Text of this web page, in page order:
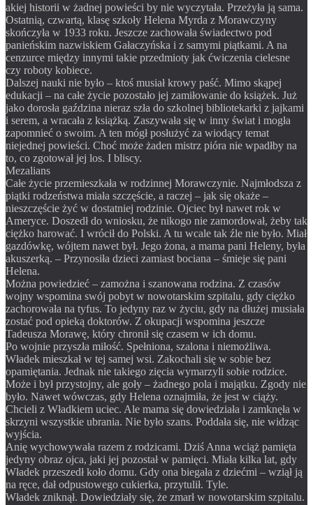
akiej historii w żadnej powieści by nie wyczytała. Przeżyła ją sama.
Ostatnią, czwartą, klasę szkoły Helena Myrda z Morawczyny
skończyła w 1933 roku. Jeszcze zachowała świadectwo pod
panieńskim nazwiskiem Gałaczyńska i z samymi piątkami. A na
cenzurce między innymi takie przedmioty jak ćwiczenia cielesne
czy roboty kobiece.
Dalszej nauki nie było – ktoś musiał krowy paść. Mimo skąpej
edukacji – na całe życie pozostało jej zamiłowanie do książek. Już
jako dorosła gaździna nieraz szła do szkolnej bibliotekarki z jajkami
i serem, a wracała z książką. Zaszywała się w inny świat i mogła
zapomnieć o swoim. A ten mógł posłużyć za wiodący temat
niejednej powieści. Choć może żaden mistrz pióra nie wpadłby na
to, co zgotował jej los. I bliscy.
Mezalians
Całe życie przemieszkała w rodzinnej Morawczynie. Najmłodsza z
piątki rodzeństwa miała szczęście, a raczej – jak się okaże –
nieszczęście żyć w dostatniej rodzinie. Ojciec był nawet rok w
Ameryce. Doszedł do wniosku, że nikogo nie zamordował, żeby tak
ciężko harować. I wrócił do Polski. A tu wcale tak źle nie było. Miał
gazdówkę, wójtem nawet był. Jego żona, a mama pani Heleny, była
akuszerką. – Przynosiła dzieci zamiast bociana – śmieje się pani
Helena.
Można powiedzieć – zamożna i szanowana rodzina. Z czasów
wojny wspomina swój pobyt w nowotarskim szpitalu, gdy ciężko
zachorowała na tyfus. To jedyny raz w życiu, gdy na dłużej musiała
zostać pod opieką doktorów. Z okupacji wspomina jeszcze
Tadeusza Morawę, który chronił się czasem w ich domu.
Po wojnie przyszła miłość. Spełniona, szalona i niemożliwa.
Władek mieszkał w tej samej wsi. Zakochali się w sobie bez
opamiętania. Jednak nie takiego zięcia wymarzyli sobie rodzice.
Może i był przystojny, ale goły – żadnego pola i majątku. Zgody nie
było. Nawet wówczas, gdy Helena oznajmiła, że jest w ciąży.
Chcieli z Władkiem uciec. Ale mama się dowiedziała i zamknęła w
skrzyni wszystkie ubrania. Nie było szans. Poddała się, nie widząc
wyjścia.
Anię wychowywała razem z rodzicami. Dziś Anna wciąż pamięta
jedyny obraz ojca, jaki jej pozostał w pamięci. Miała kilka lat, gdy
Władek przeszedł koło domu. Gdy ona biegała z dziećmi – wziął ją
na ręce, dał odpustowego cukierka, przytulił. Tyle.
Władek zniknął. Dowiedziały się, że zmarł w nowotarskim szpitalu.